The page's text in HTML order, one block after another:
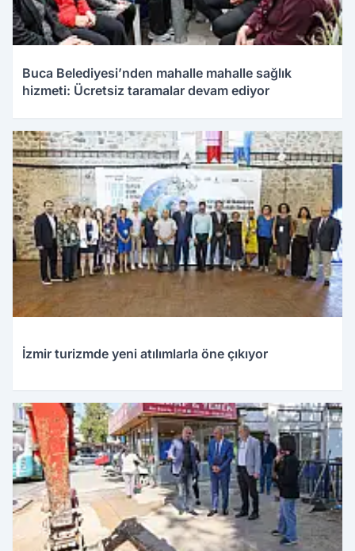
Buca Belediyesi’nden mahalle mahalle sağlık
hizmeti: Ücretsiz taramalar devam ediyor
İzmir turizmde yeni atılımlarla öne çıkıyor